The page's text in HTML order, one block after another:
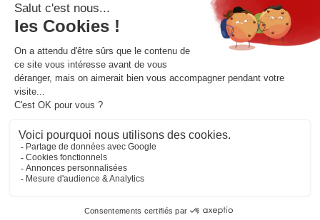
La newsletter
Adresse e-mail
En vous inscrivant à notre newsletter, vous acceptez notre
confidentialité.
Retrouvons-nous sur